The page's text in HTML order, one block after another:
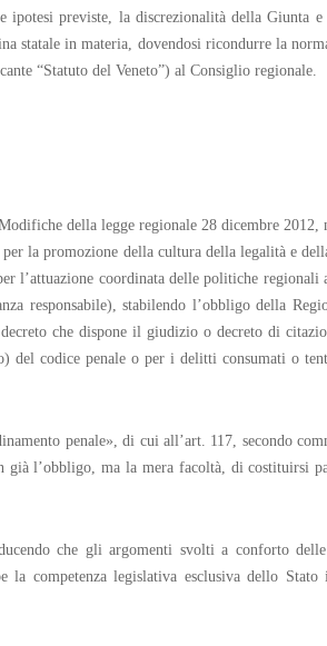
previste, la discrezionalità della Giunta e
statale in materia, dovendosi ricondurre la
“Statuto del Veneto”) al Consiglio regionale.
della legge regionale 28 dicembre 2012,
la promozione della cultura della legalità e
l’attuazione coordinata delle politiche regionali
responsabile), stabilendo l’obbligo della
che dispone il giudizio o decreto di
codice penale o per i delitti consumati o
penale», di cui all’art. 117, secondo
già l’obbligo, ma la mera facoltà, di costituirsi
che gli argomenti svolti a conforto delle
la competenza legislativa esclusiva dello